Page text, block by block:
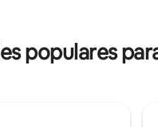
chaleira, sanduicheira, air
torradeira, micro-ondas,
populares